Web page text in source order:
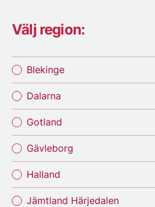
Välj region:
Blekinge
Dalarna
Gotland
Gävleborg
Halland
Jämtland Härjedalen